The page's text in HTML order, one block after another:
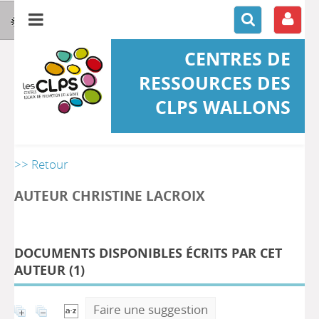
CENTRES DE
RESSOURCES DES
CLPS WALLONS
>> Retour
AUTEUR CHRISTINE LACROIX
DOCUMENTS DISPONIBLES ÉCRITS PAR CET
AUTEUR (1)
Faire une suggestion